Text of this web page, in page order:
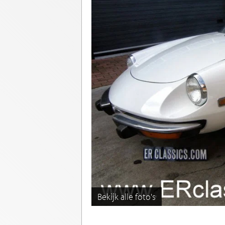
Bekijk alle foto's